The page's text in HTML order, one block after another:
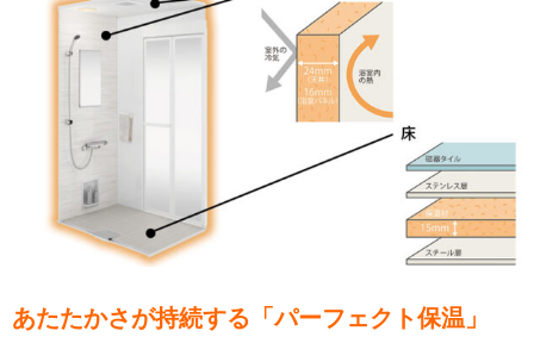
あたたかさが持続する「パーフェクト保温」